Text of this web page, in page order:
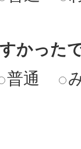
かった
普通